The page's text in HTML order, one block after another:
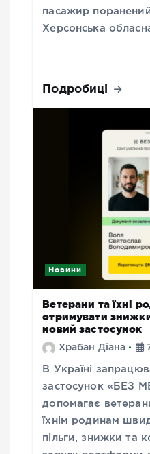
пасажир
Херсонська
Подробиці
Новини
Ветерани та їхні
отримувати
новий застосунок
Храбан Діана
В Україні
застосунок «БЕЗ
допомагає
їхнім родинам
пільги, знижки та